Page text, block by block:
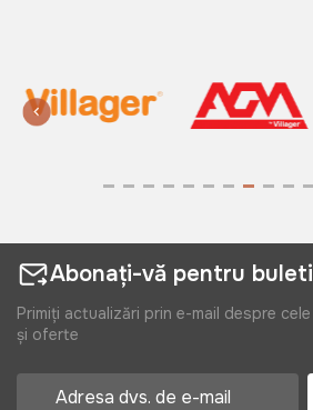
Abonați-vă pentru
Primiți actualizări prin e-mail despre
și oferte